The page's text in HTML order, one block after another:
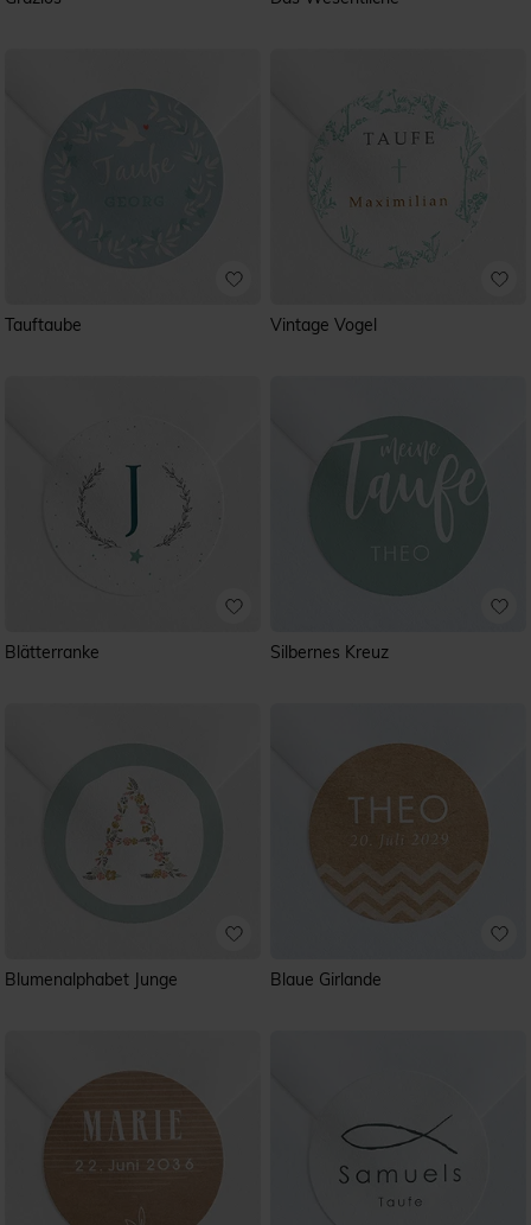
Tauftaube Vintage Vogel
Blätterranke Silbernes Kreuz
Blumenalphabet Junge Blaue Girlande